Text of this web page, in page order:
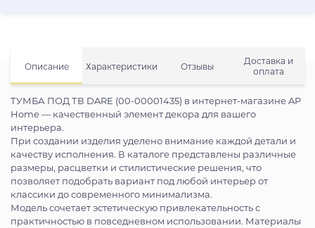
Описание Характеристики Отзывы
Доставка и
оплата
ТУМБА ПОД ТВ DARE (00-00001435) в интернет-магазине AP
Home — качественный элемент декора для вашего
интерьера.
При создании изделия уделено внимание каждой детали и
качеству исполнения. В каталоге представлены различные
размеры, расцветки и стилистические решения, что
позволяет подобрать вариант под любой интерьер от
классики до современного минимализма.
Модель сочетает эстетическую привлекательность с
практичностью в повседневном использовании. Материалы